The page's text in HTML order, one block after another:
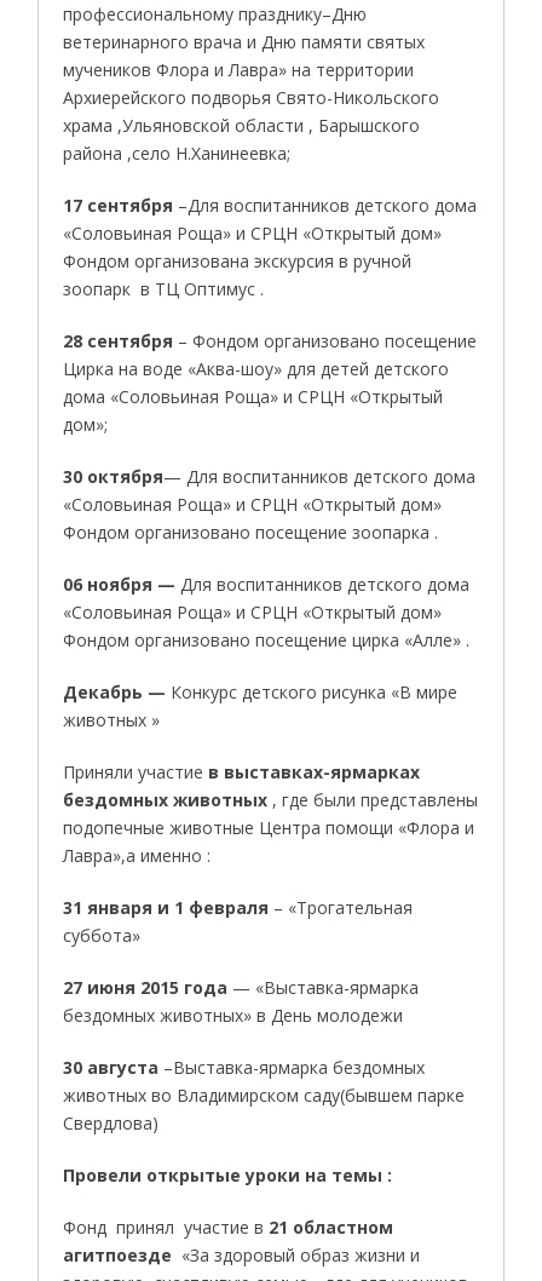
профессиональному празднику–Дню
ветеринарного врача и Дню памяти святых
мучеников Флора и Лавра» на территории
Архиерейского подворья Свято-Никольского
храма ,Ульяновской области , Барышского
района ,село Н.Ханинеевка;
17 сентября –Для воспитанников детского дома
«Соловьиная Роща» и СРЦН «Открытый дом»
Фондом организована экскурсия в ручной
зоопарк в ТЦ Оптимус .
28 сентября – Фондом организовано посещение
Цирка на воде «Аква-шоу» для детей детского
дома «Соловьиная Роща» и СРЦН «Открытый
дом»;
30 октября— Для воспитанников детского дома
«Соловьиная Роща» и СРЦН «Открытый дом»
Фондом организовано посещение зоопарка .
06 ноября — Для воспитанников детского дома
«Соловьиная Роща» и СРЦН «Открытый дом»
Фондом организовано посещение цирка «Алле» .
Декабрь — Конкурс детского рисунка «В мире
животных »
Приняли участие в выставках-ярмарках
бездомных животных , где были представлены
подопечные животные Центра помощи «Флора и
Лавра»,а именно :
31 января и 1 февраля – «Трогательная
суббота»
27 июня 2015 года — «Выставка-ярмарка
бездомных животных» в День молодежи
30 августа –Выставка-ярмарка бездомных
животных во Владимирском саду(бывшем парке
Свердлова)
Провели открытые уроки на темы :
Фонд принял участие в 21 областном
агитпоезде «За здоровый образ жизни и